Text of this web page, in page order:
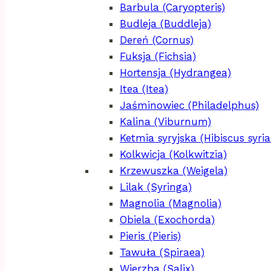
Barbula (Caryopteris)
Budleja (Buddleja)
Dereń (Cornus)
Fuksja (Fichsia)
Hortensja (Hydrangea)
Itea (Itea)
Jaśminowiec (Philadelphus)
Kalina (Viburnum)
Ketmia syryjska (Hibiscus
Kolkwicja (Kolkwitzia)
Krzewuszka (Weigela)
Lilak (Syringa)
Magnolia (Magnolia)
Obiela (Exochorda)
Pieris (Pieris)
Tawuła (Spiraea)
Wierzba (Salix)